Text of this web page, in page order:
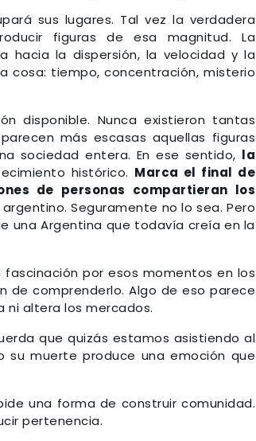
sus lugares. Tal vez la verdadera
figuras de esa magnitud. La
hacia la dispersión, la velocidad y la
cosa: tiempo, concentración, misterio
disponible. Nunca existieron tantas
más escasas aquellas figuras
sociedad entera. En ese sentido, la
histórico. Marca el final de
de personas compartieran los
Seguramente no lo sea. Pero
una Argentina que todavía creía en la
por esos momentos en los
de comprenderlo. Algo de eso parece
ni altera los mercados.
que quizás estamos asistiendo al
su muerte produce una emoción que
una forma de construir comunidad.
pertenencia.